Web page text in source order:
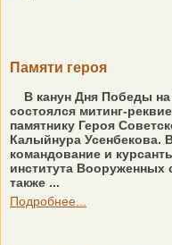
Памяти героя
В канун Дня Победы
состоялся митинг-
памятнику Героя
Калыйнура Усенбекова.
командование и
института Вооруженных
также ...
Подробнее...